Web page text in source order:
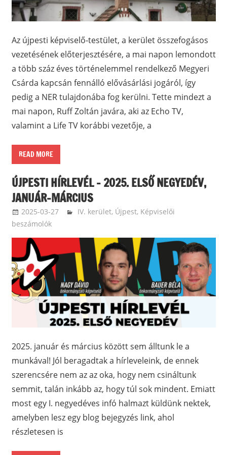
Az újpesti képviselő-testület, a kerület összefogásos
vezetésének előterjesztésére, a mai napon lemondott
a több száz éves történelemmel rendelkező Megyeri
Csárda kapcsán fennálló elővásárlási jogáról, így
pedig a NER tulajdonába fog kerülni. Tette mindezt a
mai napon, Ruff Zoltán javára, aki az Echo TV,
valamint a Life TV korábbi vezetője, a
READ MORE
ÚJPESTI HÍRLEVÉL – 2025. ELSŐ NEGYEDÉV,
JANUÁR-MÁRCIUS
2025-03-27 ketfarkukutya
IV. kerület, Újpest, Képviselői
beszámolók
2025. január és március között sem álltunk le a
munkával! Jól beragadtak a hírleveleink, de ennek
szerencsére nem az az oka, hogy nem csináltunk
semmit, talán inkább az, hogy túl sok mindent. Emiatt
most egy I. negyedéves infó halmazt küldünk nektek,
amelyben lesz egy blog bejegyzés link, ahol
részletesen is